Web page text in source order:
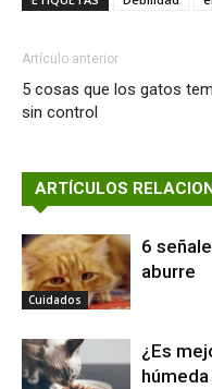
Artículo anterior
5 cosas que los gatos
sin control
ARTÍCULOS
Cuidados
6
aburre
¿Es